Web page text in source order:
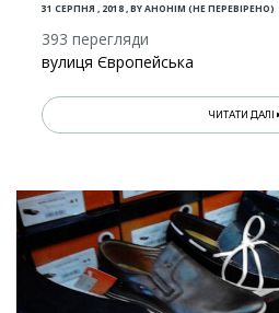
31 СЕРПНЯ , 2018,BYАНОНІМ (НЕ ПЕРЕВІРЕНО)
393 перегляди
вулиця Європейська
ЧИТАТИ ДАЛІ